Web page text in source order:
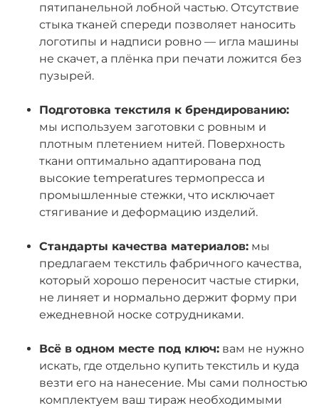
пятипанельной лобной частью. Отсутствие
стыка тканей спереди позволяет наносить
логотипы и надписи ровно — игла машины
не скачет, а плёнка при печати ложится без
пузырей.
Подготовка текстиля к брендированию:
мы используем заготовки с ровным и
плотным плетением нитей. Поверхность
ткани оптимально адаптирована под
высокие temperatures термопресса и
промышленные стежки, что исключает
стягивание и деформацию изделий.
Стандарты качества материалов: мы
предлагаем текстиль фабричного качества,
который хорошо переносит частые стирки,
не линяет и нормально держит форму при
ежедневной носке сотрудниками.
Всё в одном месте под ключ: вам не нужно
искать, где отдельно купить текстиль и куда
везти его на нанесение. Мы сами полностью
комплектуем ваш тираж необходимыми